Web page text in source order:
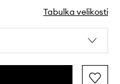
Tabulka velikosti